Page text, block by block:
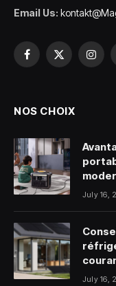
Email Us:
Facebook
X
NOS CHOIX
July 16,
July 16,